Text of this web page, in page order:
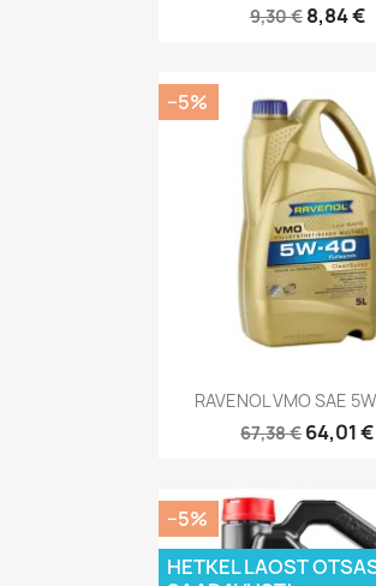
9,30 € 8,84 €
Kiirvaade
RAVENOL VMO SAE
67,38 €64,01 €
−5%
−5%
HETKEL LAOST